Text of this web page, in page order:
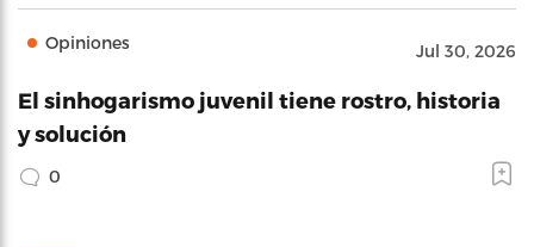
Opiniones Jul 30, 2026
El sinhogarismo juvenil tiene rostro, historia
y solución
0